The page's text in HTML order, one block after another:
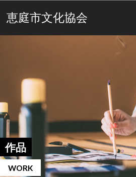
恵庭市文化協会
作品
WORK